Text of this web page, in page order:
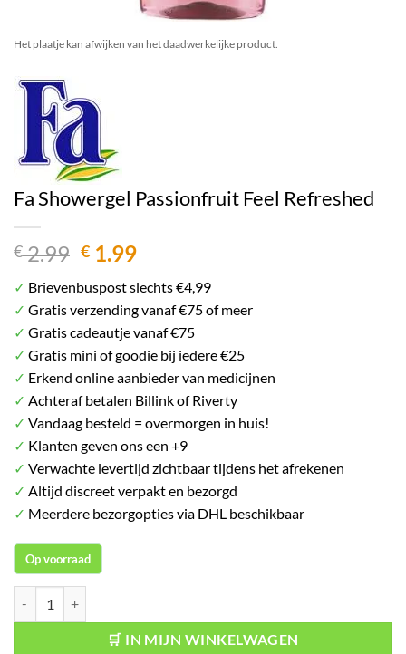
Het plaatje kan afwijken van het daadwerkelijke product.
Fa Showergel Passionfruit Feel Refreshed
€2.99 Oorspronkelijke
was:
€ 2.99.
€ 1.99Huidige
is:
€ 1.99.
✓ Brievenbuspost slechts €4,99
✓ Gratis verzending vanaf €75 of meer
✓ Gratis cadeautje vanaf €75
✓ Gratis mini of goodie bij iedere €25
✓ Erkend online aanbieder van medicijnen
✓ Achteraf betalen Billink of Riverty
✓ Vandaag besteld = overmorgen in huis!
✓ Klanten geven ons een +9
✓ Verwachte levertijd zichtbaar tijdens het afrekenen
✓ Altijd discreet verpakt en bezorgd
✓ Meerdere bezorgopties via DHL beschikbaar
Op voorraad
🛒 IN MIJN WINKELWAGEN